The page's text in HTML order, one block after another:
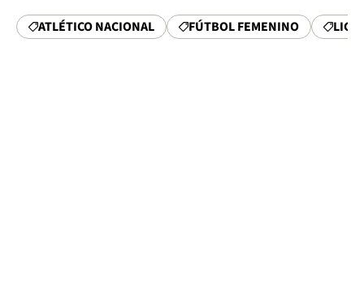
ATLÉTICO NACIONAL FÚTBOL FEMENINO LIGA